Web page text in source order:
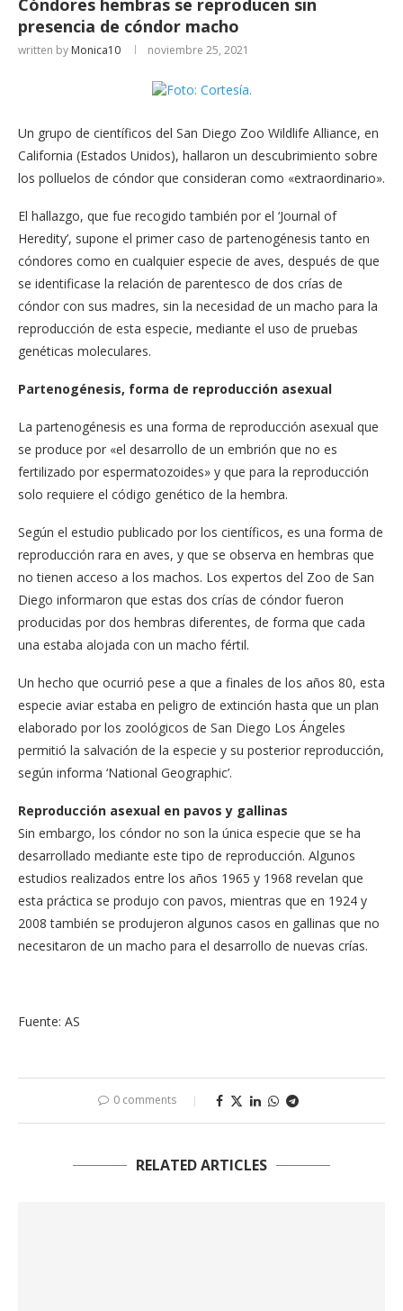
Cóndores hembras se reproducen sin
presencia de cóndor macho
written by Monica10 noviembre 25, 2021
Un grupo de científicos del San Diego Zoo Wildlife Alliance, en
California (Estados Unidos), hallaron un descubrimiento sobre
los polluelos de cóndor que consideran como «extraordinario».
El hallazgo, que fue recogido también por el ‘Journal of
Heredity’, supone el primer caso de partenogénesis tanto en
cóndores como en cualquier especie de aves, después de que
se identificase la relación de parentesco de dos crías de
cóndor con sus madres, sin la necesidad de un macho para la
reproducción de esta especie, mediante el uso de pruebas
genéticas moleculares.
Partenogénesis, forma de reproducción asexual
La partenogénesis es una forma de reproducción asexual que
se produce por «el desarrollo de un embrión que no es
fertilizado por espermatozoides» y que para la reproducción
solo requiere el código genético de la hembra.
Según el estudio publicado por los científicos, es una forma de
reproducción rara en aves, y que se observa en hembras que
no tienen acceso a los machos. Los expertos del Zoo de San
Diego informaron que estas dos crías de cóndor fueron
producidas por dos hembras diferentes, de forma que cada
una estaba alojada con un macho fértil.
Un hecho que ocurrió pese a que a finales de los años 80, esta
especie aviar estaba en peligro de extinción hasta que un plan
elaborado por los zoológicos de San Diego Los Ángeles
permitió la salvación de la especie y su posterior reproducción,
según informa ‘National Geographic’.
Reproducción asexual en pavos y gallinas
Sin embargo, los cóndor no son la única especie que se ha
desarrollado mediante este tipo de reproducción. Algunos
estudios realizados entre los años 1965 y 1968 revelan que
esta práctica se produjo con pavos, mientras que en 1924 y
2008 también se produjeron algunos casos en gallinas que no
necesitaron de un macho para el desarrollo de nuevas crías.
Fuente: AS
0 comments
RELATED ARTICLES